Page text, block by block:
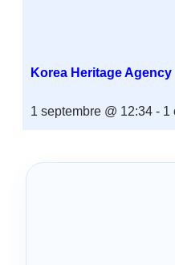
Korea Heritage Agency
1 septembre @ 12:34 - 1